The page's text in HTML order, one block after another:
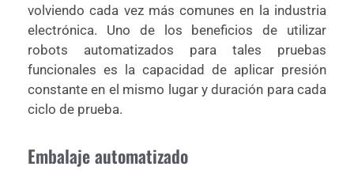
volviendo cada vez más comunes en la industria
electrónica. Uno de los beneficios de utilizar
robots automatizados para tales pruebas
funcionales es la capacidad de aplicar presión
constante en el mismo lugar y duración para cada
ciclo de prueba.
Embalaje automatizado